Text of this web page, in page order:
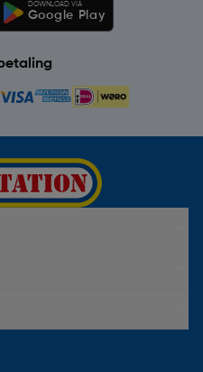
DOWNLOAD VIA
Google Play